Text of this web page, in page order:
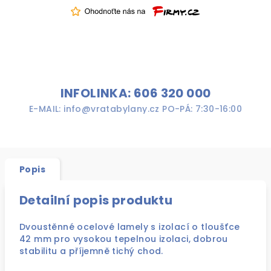
INFOLINKA: 606 320 000
E-MAIL: info@vratabylany.cz PO-PÁ: 7:30-16:00
Popis
Detailní popis produktu
Dvoustěnné ocelové lamely s izolací o tloušťce
42 mm pro vysokou tepelnou izolaci, dobrou
stabilitu a příjemně tichý chod.